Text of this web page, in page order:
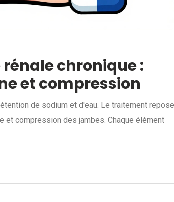
chronique :
et compression
de sodium et d'eau. Le traitement repose
compression des jambes. Chaque élément